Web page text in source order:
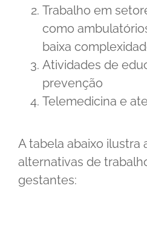
Trabalho em
como
baixa
Atividades de
prevenção
Telemedicina e
A tabela abaixo ilustra
alternativas de
gestantes: